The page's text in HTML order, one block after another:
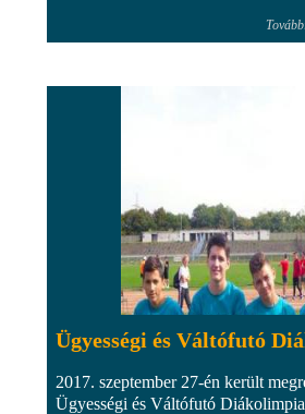
Ügyességi és Váltófutó
2017. szeptember 27-én került
Ügyességi és Váltófutó